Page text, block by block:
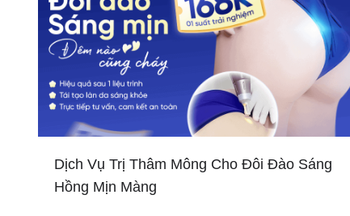
Dịch Vụ Trị Thâm Mông Cho Đôi Đào Sáng
Hồng Mịn Màng